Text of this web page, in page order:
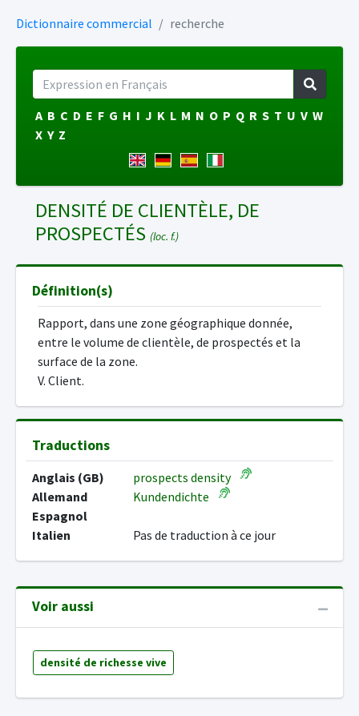
Dictionnaire commercial recherche
A B C D E F G H I J K L M N O P Q R S T U V W
X Y Z
DENSITÉ DE CLIENTÈLE, DE
PROSPECTÉS (loc. f.)
Définition(s)
Rapport, dans une zone géographique donnée,
entre le volume de clientèle, de prospectés et la
surface de la zone.
V. Client.
Traductions
Anglais (GB)
prospects density
Allemand
Kundendichte
Espagnol
Italien
Pas de traduction à ce jour
Voir aussi
densité de richesse vive